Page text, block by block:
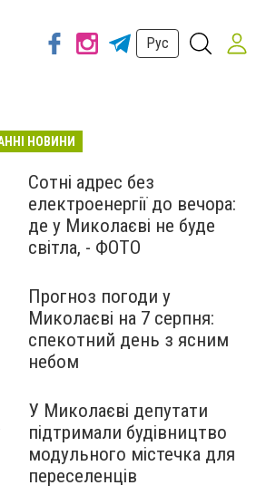
Рус
НОВИНИ
Сотні адрес без
електроенергії до вечора:
де у Миколаєві не буде
світла, - ФОТО
Прогноз погоди у
Миколаєві на 7 серпня:
спекотний день з ясним
небом
У Миколаєві депутати
підтримали будівництво
модульного містечка для
переселенців